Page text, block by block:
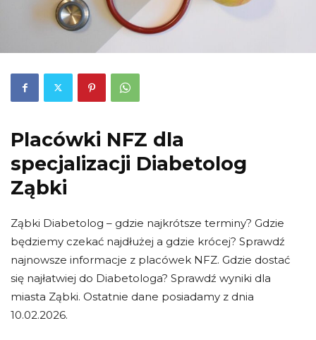
Placówki NFZ dla
specjalizacji Diabetolog
Ząbki
Ząbki Diabetolog – gdzie najkrótsze terminy? Gdzie
będziemy czekać najdłużej a gdzie krócej? Sprawdź
najnowsze informacje z placówek NFZ. Gdzie dostać
się najłatwiej do Diabetologa? Sprawdź wyniki dla
miasta Ząbki. Ostatnie dane posiadamy z dnia
10.02.2026.